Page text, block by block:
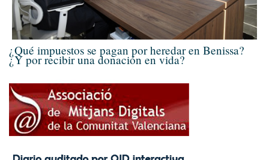
¿Qué impuestos se pagan por heredar en Benissa?
¿Y por recibir una donación en vida?